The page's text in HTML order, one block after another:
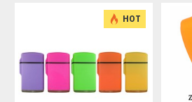
HOT